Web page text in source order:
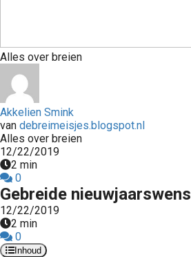
Alles over breien
Akkelien Smink
van debreimeisjes.blogspot.nl
Alles over breien
12/22/2019
2 min
0
Gebreide nieuwjaarswens
12/22/2019
2 min
0
Inhoud